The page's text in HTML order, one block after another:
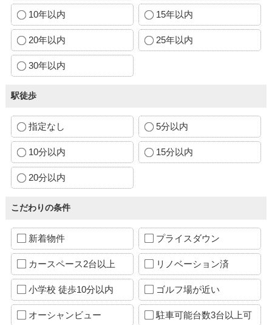
10年以内 15年以内
20年以内 25年以内
30年以内
駅徒歩
指定なし 5分以内
10分以内 15分以内
20分以内
こだわりの条件
新着物件 プライスダウン
カースペース2台以上 リノベーション済
小学校 徒歩10分以内 ゴルフ場が近い
オーシャンビュー 駐車可能台数3台以上可